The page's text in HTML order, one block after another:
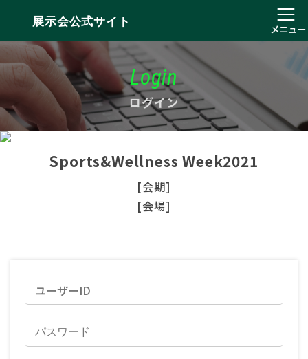
展示会公式サイト
メニュー
Login
ログイン
Sports&Wellness Week2021
[会期]
[会場]